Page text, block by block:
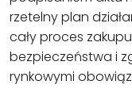
rzetelny plan
cały proces
bezpieczeństwa i
rynkowymi